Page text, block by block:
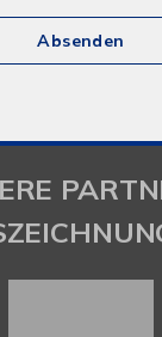
Absenden